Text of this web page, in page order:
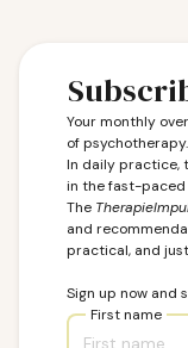
Your monthly
of psychotherapy.
In daily practice,
in the fast-
The
and
practical, and
Sign up now and
First name